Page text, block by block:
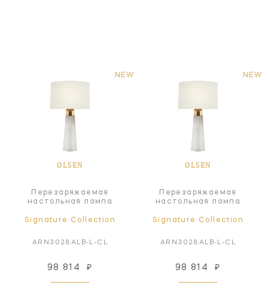
NEW
OLSEN
Перезаряжаемая
настольная лампа
Signature Collection
ARN3028ALB-L-CL
98 814 ₽
NEW
OLSEN
Перезаряжаемая
настольная лампа
Signature Collection
ARN3028ALB-L-CL
98 814 ₽